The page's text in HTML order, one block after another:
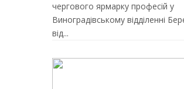
чергового ярмарку професій у
Виноградівському відділенні
від...